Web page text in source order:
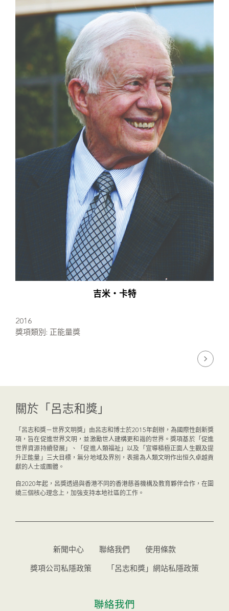
吉米‧卡特
2016
獎項類別: 正能量獎
關於「呂志和獎」
「呂志和獎－世界文明獎」由呂志和博士於2015年創辦，為國際性創新獎
項，旨在促進世界文明，並激勵世人建構更和諧的世界。獎項基於「促進
世界資源持續發展」、「促進人類福祉」以及「宣導積極正面人生觀及提
升正能量」三大目標，無分地域及界別，表揚為人類文明作出恒久卓越貢
獻的人士或團體。
自2020年起，呂獎透過與香港不同的香港慈善機構及教育夥伴合作，在圍
繞三個核心理念上，加強支持本地社區的工作。
新聞中心 聯絡我們 使用條款
獎項公司私隱政策 「呂志和獎」網站私隱政策
聯絡我們